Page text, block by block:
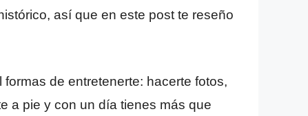
así que en este post te reseño
de entretenerte: hacerte fotos,
a pie y con un día tienes más que